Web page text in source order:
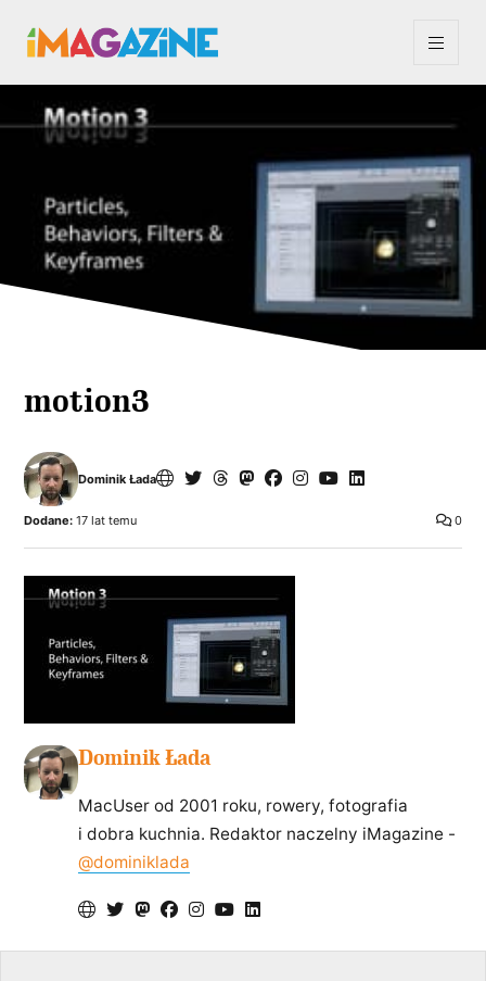
motion3
Dominik Łada
0
Dodane: 17 lat temu
Dominik Łada
MacUser od 2001 roku, rowery, fotografia
i dobra kuchnia. Redaktor naczelny iMagazine -
@dominiklada